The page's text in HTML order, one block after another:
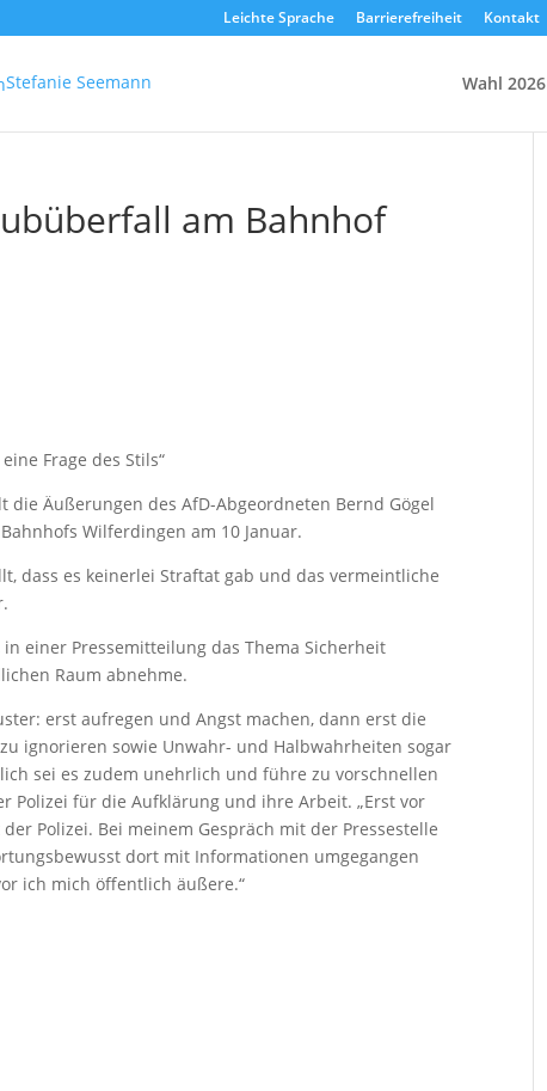
Leichte Sprache Barrierefreiheit Kontakt
Stefanie Seemann Wahl 2026
am Bahnhof
Frage des Stils“
Äußerungen des AfD-Abgeordneten Bernd Gögel
Wilferdingen am 10 Januar.
dass es keinerlei Straftat gab und das vermeintliche
einer Pressemitteilung das Thema Sicherheit
Raum abnehme.
erst aufregen und Angst machen, dann erst die
ignorieren sowie Unwahr- und Halbwahrheiten sogar
sei es zudem unehrlich und führe zu vorschnellen
Polizei für die Aufklärung und ihre Arbeit. „Erst vor
Polizei. Bei meinem Gespräch mit der Pressestelle
dort mit Informationen umgegangen
ich mich öffentlich äußere.“